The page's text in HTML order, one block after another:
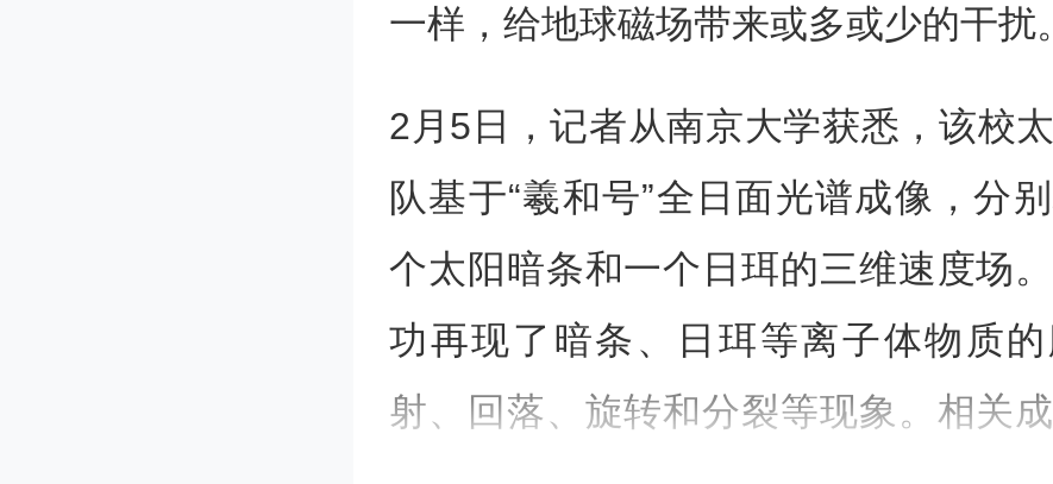
一样，给地球磁场带来或多或少的干扰。
2月5日，记者从南京大学获悉，该校
队基于“羲和号”全日面光谱成像，分
个太阳暗条和一个日珥的三维速度场
功再现了暗条、日珥等离子体物质
射、回落、旋转和分裂等现象。相关